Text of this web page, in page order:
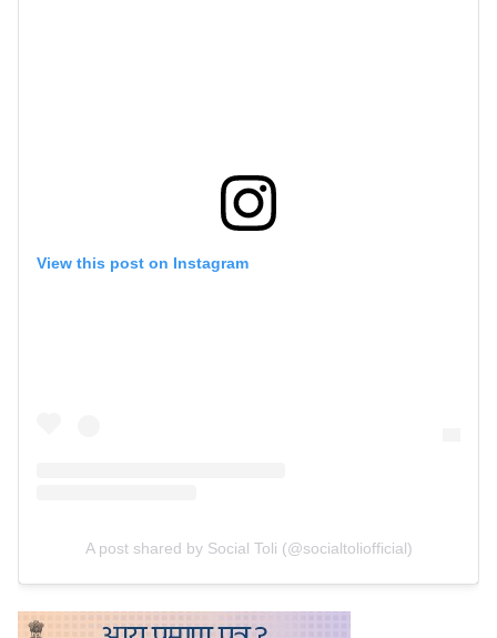
View this post on Instagram
A post shared by Social Toli (@socialtoliofficial)